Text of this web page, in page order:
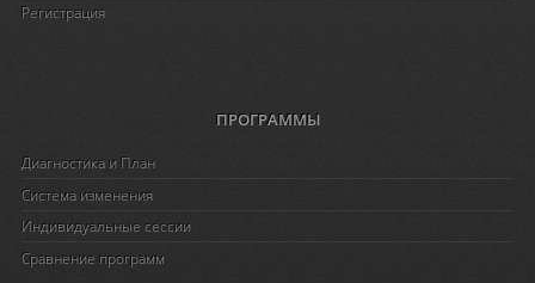
Регистрация
ПРОГРАММЫ
Диагностика и План
Система изменения
Индивидуальные сессии
Сравнение программ